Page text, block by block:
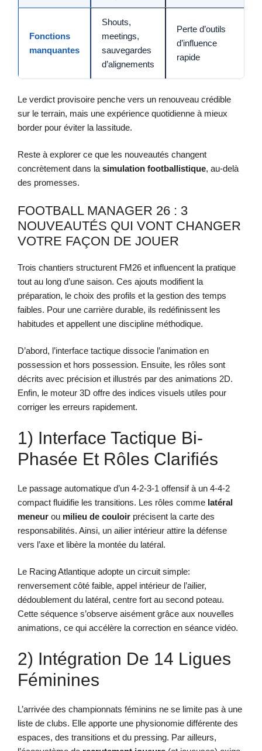
Fonctions
manquantes
Shouts,
meetings,
sauvegardes
d’alignements
Perte d’outils
d’influence
rapide
Le verdict provisoire penche vers un renouveau crédible
sur le terrain, mais une expérience quotidienne à mieux
border pour éviter la lassitude.
Reste à explorer ce que les nouveautés changent
concrètement dans la simulation footballistique, au-delà
des promesses.
FOOTBALL MANAGER 26 : 3
NOUVEAUTÉS QUI VONT CHANGER
VOTRE FAÇON DE JOUER
Trois chantiers structurent FM26 et influencent la pratique
tout au long d’une saison. Ces ajouts modifient la
préparation, le choix des profils et la gestion des temps
faibles. Pour une carrière durable, ils redéfinissent les
habitudes et appellent une discipline méthodique.
D’abord, l’interface tactique dissocie l’animation en
possession et hors possession. Ensuite, les rôles sont
décrits avec précision et illustrés par des animations 2D.
Enfin, le moteur 3D offre des indices visuels utiles pour
corriger les erreurs rapidement.
1) Interface Tactique Bi-
Phasée Et Rôles Clarifiés
Le passage automatique d’un 4-2-3-1 offensif à un 4-4-2
compact fluidifie les transitions. Les rôles comme latéral
meneur ou milieu de couloir précisent la carte des
responsabilités. Ainsi, un ailier intérieur attire la défense
vers l’axe et libère la montée du latéral.
Le Racing Atlantique adopte un circuit simple:
renversement côté faible, appel intérieur de l’ailier,
dédoublement du latéral, centre fort au second poteau.
Cette séquence s’observe aisément grâce aux nouvelles
animations, ce qui accélère la correction en séance vidéo.
2) Intégration De 14 Ligues
Féminines
L’arrivée des championnats féminins ne se limite pas à une
liste de clubs. Elle apporte une physionomie différente des
espaces, des transitions et du pressing. Par ailleurs,